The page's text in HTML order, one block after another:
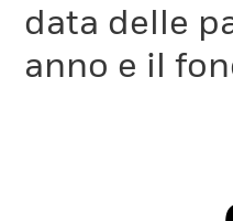
data delle
anno e il